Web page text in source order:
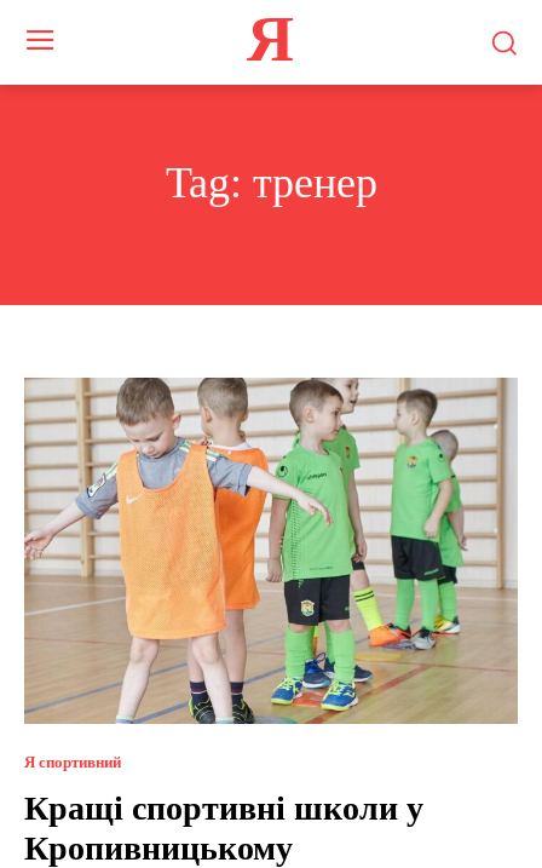
Я
Tag: тренер
Я спортивний
Кращі спортивні школи у
Кропивницькому